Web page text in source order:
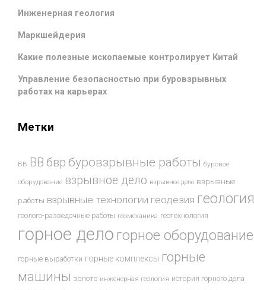
Инженерная геология
Маркшейдерия
Какие полезные ископаемые контролирует Китай
Управление безопасностью при буровзрывных
работах на карьерах
Метки
ВВ ВВ бвр буровзрывные работы буровое
оборудование взрывное дело взрывное дело взрывные
работы взрывные технологии геодезия геология
геолого-разведочные работы геомеханика геотехнология
горное дело горное оборудование
горные выработки горные комплексы горные
машины золото инженерная геология история горного дела